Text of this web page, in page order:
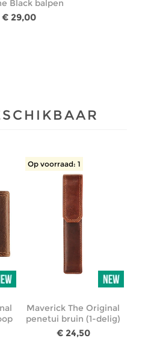
Black balpen
€ 29,00
Op voorraad: 1
Maverick The Original
penetui bruin (1-delig)
€ 24,50